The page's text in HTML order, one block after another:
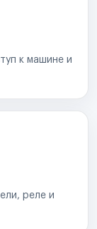
к машине и
реле и